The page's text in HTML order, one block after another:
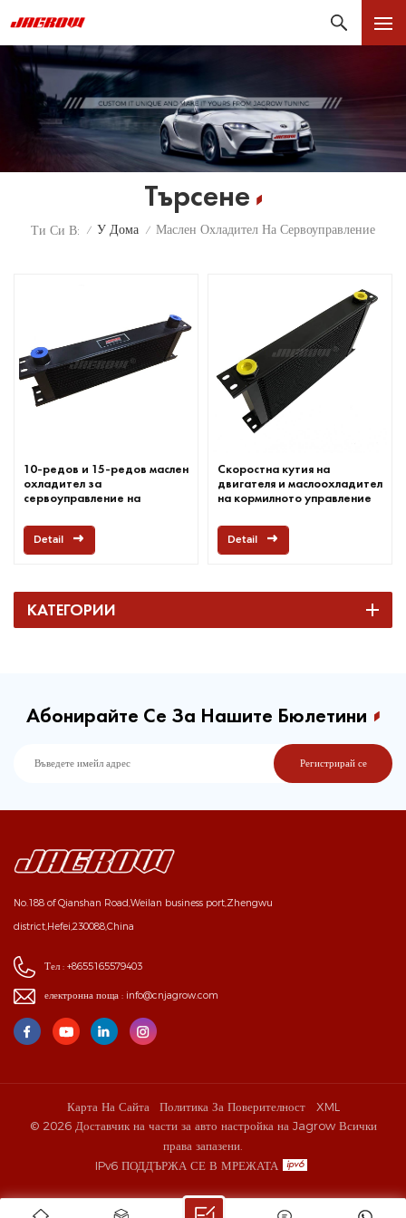
Търсене
Ти Си В: / У Дома / Маслен Охладител На Сервоуправление
10-редов и 15-редов маслен
охладител за
сервоуправление на
Detail
Скоростна кутия на
двигателя и маслоохладител
на кормилното управление
Detail
КАТЕГОРИИ
Абонирайте Се За Нашите Бюлетини
No.188 of Qianshan Road,Weilan business port,Zhengwu
district,Hefei,230088,China
Тел : +8655165579403
електронна поща : info@cnjagrow.com
Карта На Сайта Политика За Поверителност
XML
© 2026 Доставчик на части за авто настройка на Jagrow Всички
права запазени.
IPv6 ПОДДЪРЖА СЕ В МРЕЖАТА